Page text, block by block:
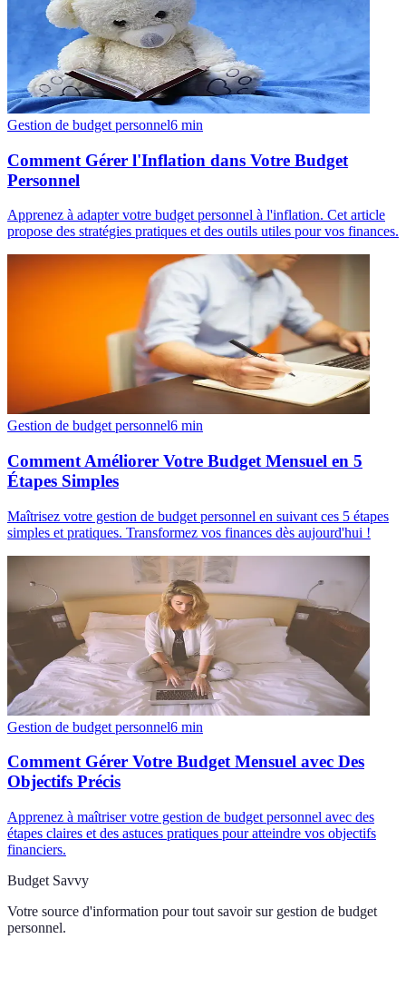
Gestion de budget personnel6 min
Comment Gérer l'Inflation dans Votre Budget
Personnel
Apprenez à adapter votre budget personnel à l'inflation. Cet article
propose des stratégies pratiques et des outils utiles pour vos finances.
Gestion de budget personnel6 min
Comment Améliorer Votre Budget Mensuel en 5
Étapes Simples
Maîtrisez votre gestion de budget personnel en suivant ces 5 étapes
simples et pratiques. Transformez vos finances dès aujourd'hui !
Gestion de budget personnel6 min
Comment Gérer Votre Budget Mensuel avec Des
Objectifs Précis
Apprenez à maîtriser votre gestion de budget personnel avec des
étapes claires et des astuces pratiques pour atteindre vos objectifs
financiers.
Budget Savvy
Votre source d'information pour tout savoir sur gestion de budget
personnel.